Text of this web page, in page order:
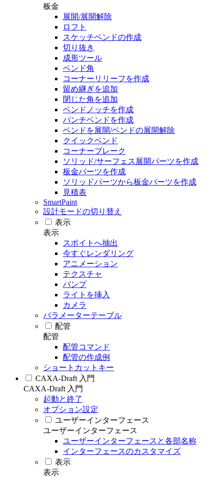
板金
展開/展開解除
ロフト
スケッチベンドの作成
切り抜き
成形ツール
ベンド角
コーナーリリーフを作成
留め継ぎを追加
閉じた角を追加
ベンドノッチを作成
パンチベンドを作成
ベンドを展開/ベンドの展開解除
クイックベンド
コーナーブレーク
ソリッド/サーフェス展開パーツを作成
板金パーツを作成
ソリッドパーツから板金パーツを作成
見積表
SmartPaint
設計モードの切り替え
表示
表示
スポイトへ抽出
今すぐレンダリング
アニメーション
テクスチャ
バンプ
ライトを挿入
カメラ
パラメーターテーブル
配管
配管
配管コマンド
配管の作成例
ショートカットキー
CAXA-Draft 入門
CAXA-Draft 入門
起動と終了
オプション設定
ユーザーインターフェース
ユーザーインターフェース
ユーザーインターフェースと各部名称
インターフェースのカスタマイズ
表示
表示